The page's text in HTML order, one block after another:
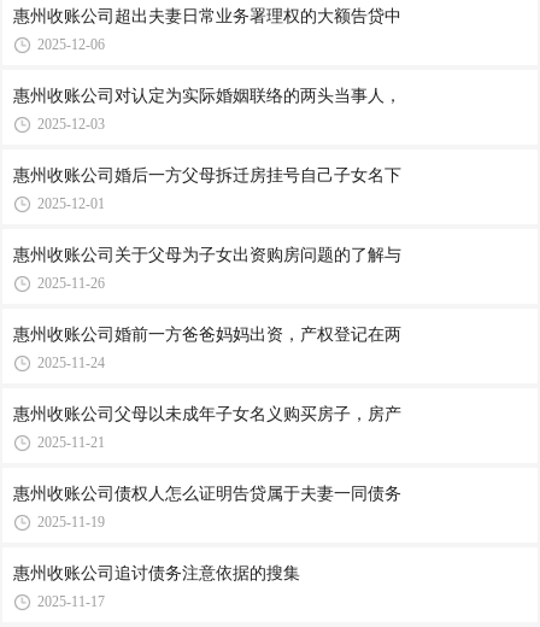
惠州收账公司​超出夫妻日常业务署理权的大额告贷中
2025-12-06
惠州收账公司​对认定为实际婚姻联络的两头当事人，
2025-12-03
惠州收账公司​婚后一方父母拆迁房挂号自己子女名下
2025-12-01
惠州收账公司​关于父母为子女出资购房问题的了解与
2025-11-26
惠州收账公司​婚前一方爸爸妈妈出资，产权登记在两
2025-11-24
惠州收账公司​父母以未成年子女名义购买房子，房产
2025-11-21
惠州收账公司​债权人怎么证明告贷属于夫妻一同债务
2025-11-19
惠州收账公司​追讨债务注意依据的搜集
2025-11-17